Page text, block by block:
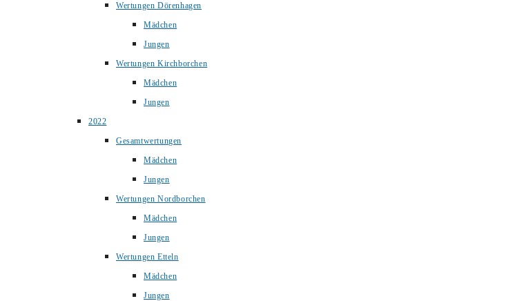
Wertungen Dörenhagen
Mädchen
Jungen
Wertungen Kirchborchen
Mädchen
Jungen
2022
Gesamtwertungen
Mädchen
Jungen
Wertungen Nordborchen
Mädchen
Jungen
Wertungen Etteln
Mädchen
Jungen